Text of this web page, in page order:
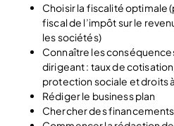
Choisir la fiscalité optimale
fiscal de l’impôt sur le
les sociétés)
Connaître les
dirigeant : taux de
protection sociale et droits
Rédiger le business plan
Chercher des